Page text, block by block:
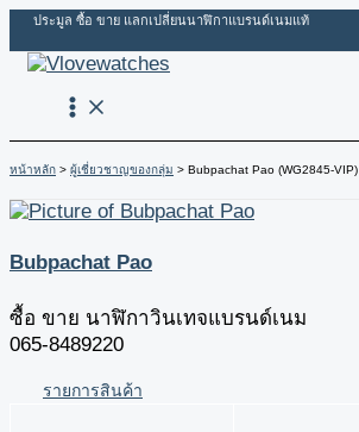
Skip
content
ประมูล ซื้อ ขาย แลกเปลี่ยนนาฬิกาแบรนด์เนมแท้
หน้าหลัก ผู้เชี่ยวชาญของกลุ่ม Bubpachat Pao (WG2845-VIP)
Bubpachat Pao
ซื้อ ขาย นาฬิกาวินเทจแบรนด์เนม
065-8489220
รายการสินค้า
คุณ
ให้
เครดิต
..................
ชื่อ*
อีเมล*
ลิ้งค์
เครดิต